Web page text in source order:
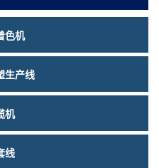
色机
生产线
机
线